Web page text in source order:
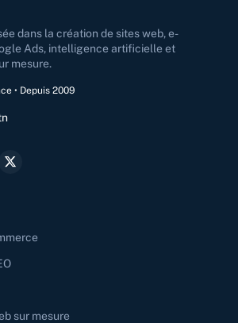
dans la création de sites web, e-
Ads, intelligence artificielle et
mesure.
• Depuis 2009
sur mesure